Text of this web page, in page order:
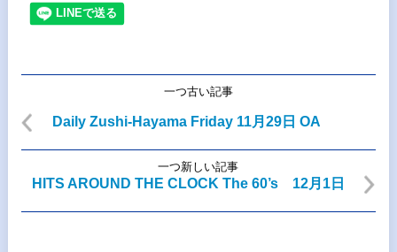
一つ古い記事
Daily Zushi-Hayama Friday 11月29日 OA
一つ新しい記事
HITS AROUND THE CLOCK The 60’s 12月1日